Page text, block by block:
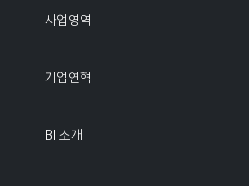
사업영역
기업연혁
BI 소개